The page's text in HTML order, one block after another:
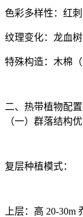
色彩多样性：红
纹理变化：龙血
特殊构造：木棉
二、热带植物配
（一）群落结构
复层种植模式：
上层：高 20-30m